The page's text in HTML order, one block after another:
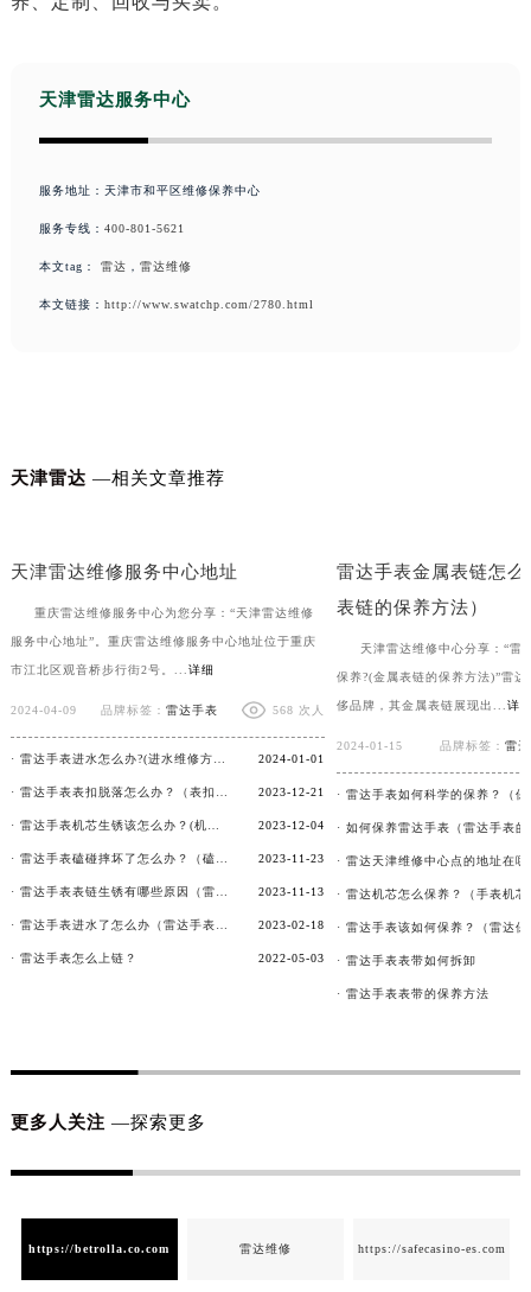
天津雷达服务中心
服务地址：天津市和平区维修保养中心
服务专线： 400-801-5621
本文tag： 雷达 ， 雷达维修
本文链接： http://www.swatchp.com/2780.html
天津雷达 —相关文章推荐
天津雷达维修服务中心地址
重庆雷达维修服务中心为您分享：“天津雷达维修
服务中心地址”。重庆雷达维修服务中心地址位于重庆
市江北区观音桥步行街2号。... 详细
2024-04-09 品牌标签： 雷达手表 568 次人
2024-01-01
2023-12-21
2023-12-04
2023-11-23
2023-11-13
2023-02-18
· 雷达手表怎么上链？ 2022-05-03
雷达手表金属表链怎
表链的保养方法）
天津雷达维修中心分享：“雷
保养?(金属表链的保养方法)”雷
侈品牌，其金属表链展现出... 详
2024-01-15 品牌标签： 雷达
· 雷达天津维修中心点的地址在哪
· 雷达手表表带如何拆卸
· 雷达手表表带的保养方法
更多人关注 —探索更多
https://betrolla.co.com 雷达维修 https://safecasino-es.com